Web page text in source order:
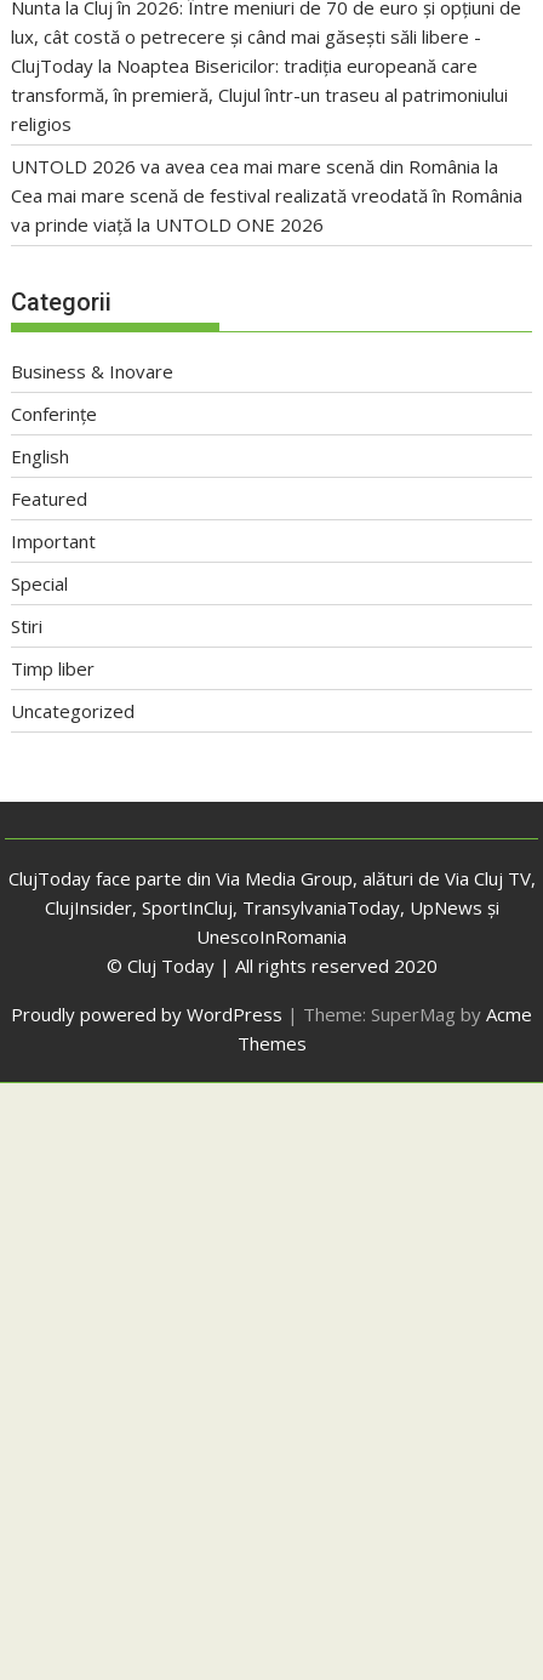
Nunta la Cluj în 2026: Între meniuri de 70 de euro și opțiuni de
lux, cât costă o petrecere și când mai găsești săli libere -
ClujToday la Noaptea Bisericilor: tradiția europeană care
transformă, în premieră, Clujul într-un traseu al patrimoniului
religios
UNTOLD 2026 va avea cea mai mare scenă din România la
Cea mai mare scenă de festival realizată vreodată în România
va prinde viață la UNTOLD ONE 2026
Categorii
Business & Inovare
Conferințe
English
Featured
Important
Special
Stiri
Timp liber
Uncategorized
ClujToday face parte din Via Media Group, alături de Via Cluj TV,
ClujInsider, SportInCluj, TransylvaniaToday, UpNews și
UnescoInRomania
© Cluj Today | All rights reserved 2020
Proudly powered by WordPress | Theme: SuperMag by Acme
Themes